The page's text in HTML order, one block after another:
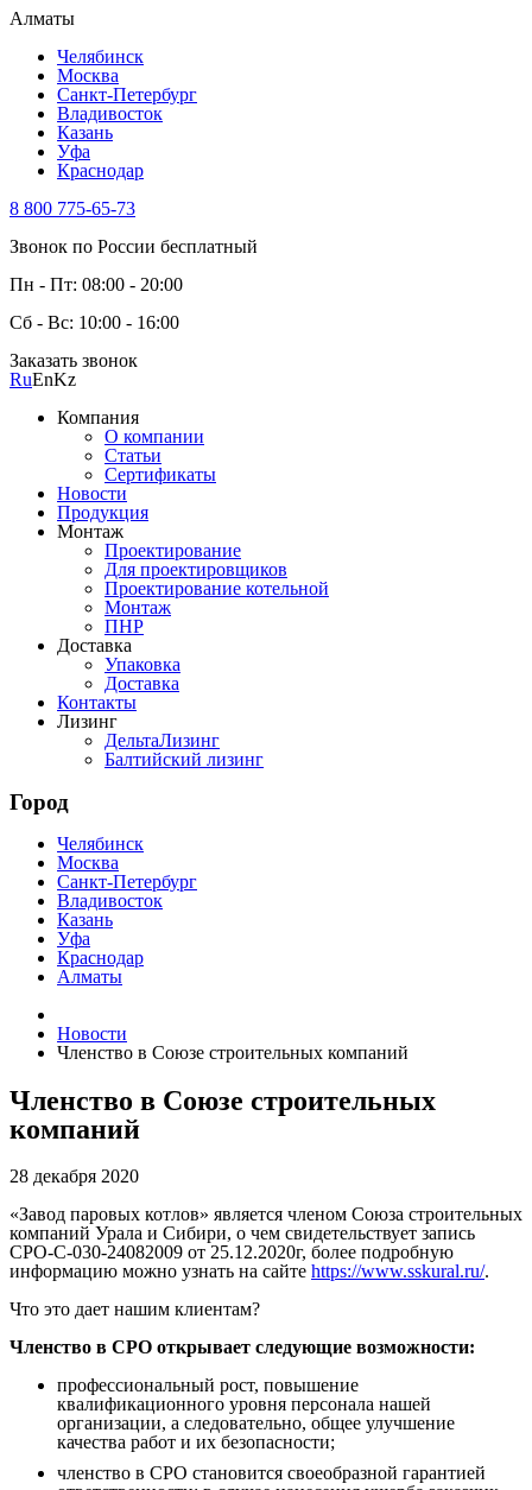
Алматы
Челябинск
Москва
Санкт-Петербург
Владивосток
Казань
Уфа
Краснодар
8 800 775-65-73
Звонок по России бесплатный
Пн - Пт: 08:00 - 20:00
Сб - Вс: 10:00 - 16:00
Заказать звонок
RuEnKz
Компания
О компании
Статьи
Сертификаты
Новости
Продукция
Монтаж
Проектирование
Для проектировщиков
Проектирование котельной
Монтаж
ПНР
Доставка
Упаковка
Доставка
Контакты
Лизинг
ДельтаЛизинг
Балтийский лизинг
Город
Челябинск
Москва
Санкт-Петербург
Владивосток
Казань
Уфа
Краснодар
Алматы
Новости
Членство в Союзе строительных компаний
Членство в Союзе строительных
компаний
28 декабря 2020
«Завод паровых котлов» является членом Союза строительных
компаний Урала и Сибири, о чем свидетельствует запись
СРО-С-030-24082009 от 25.12.2020г, более подробную
информацию можно узнать на сайте https://www.sskural.ru/.
Что это дает нашим клиентам?
Членство в СРО открывает следующие возможности:
профессиональный рост, повышение
квалификационного уровня персонала нашей
организации, а следовательно, общее улучшение
качества работ и их безопасности;
членство в СРО становится своеобразной гарантией